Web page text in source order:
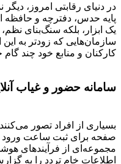
در دنیای رقابتی امروز، دیگر
پایه حدس، دفترچه و حافظه
یک ابزار، بلکه سنگ‌بنای
سازمان‌هایی که زودتر به این
کارکنان و منابع خود چند گام
سامانه حضور و غیاب
بسیاری از افراد تصور
صفحه برای ثبت ساعت ورود
مجموعه‌ای از فرآیندهای
اطلاعات خام تردد را به